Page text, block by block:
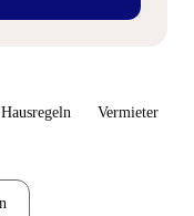
Hausregeln Vermieter